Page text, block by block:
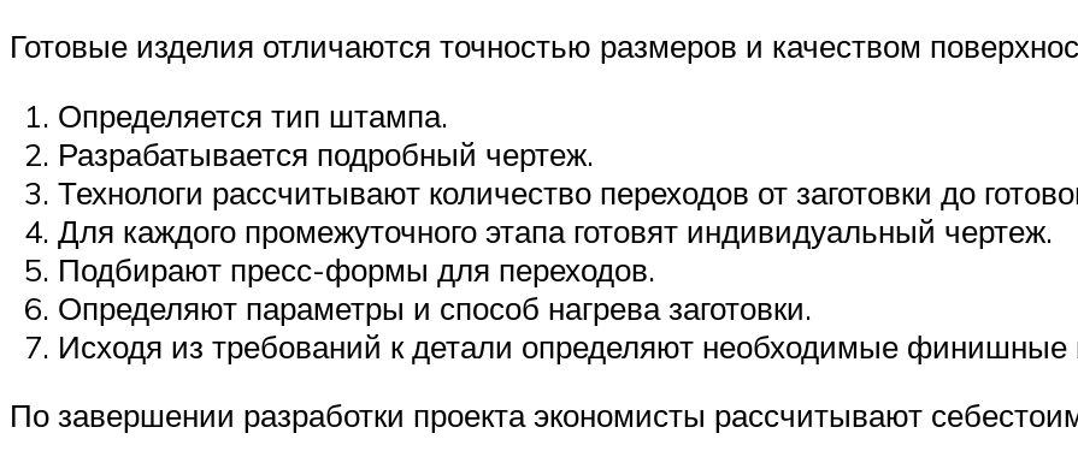
Готовые изделия отличаются точностью размеров и качеством
Определяется тип штампа.
Разрабатывается подробный чертеж.
Технологи рассчитывают количество переходов от заготовки до
Для каждого промежуточного этапа готовят индивидуальный чертеж.
Подбирают пресс-формы для переходов.
Определяют параметры и способ нагрева заготовки.
Исходя из требований к детали определяют необходимые финишные
По завершении разработки проекта экономисты рассчитывают